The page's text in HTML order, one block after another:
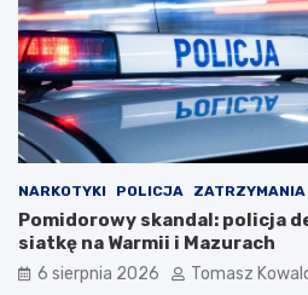
NARKOTYKI POLICJA ZATRZYMANIA
Pomidorowy skandal: policja
siatkę na Warmii i Mazurach
6 sierpnia 2026 Tomasz